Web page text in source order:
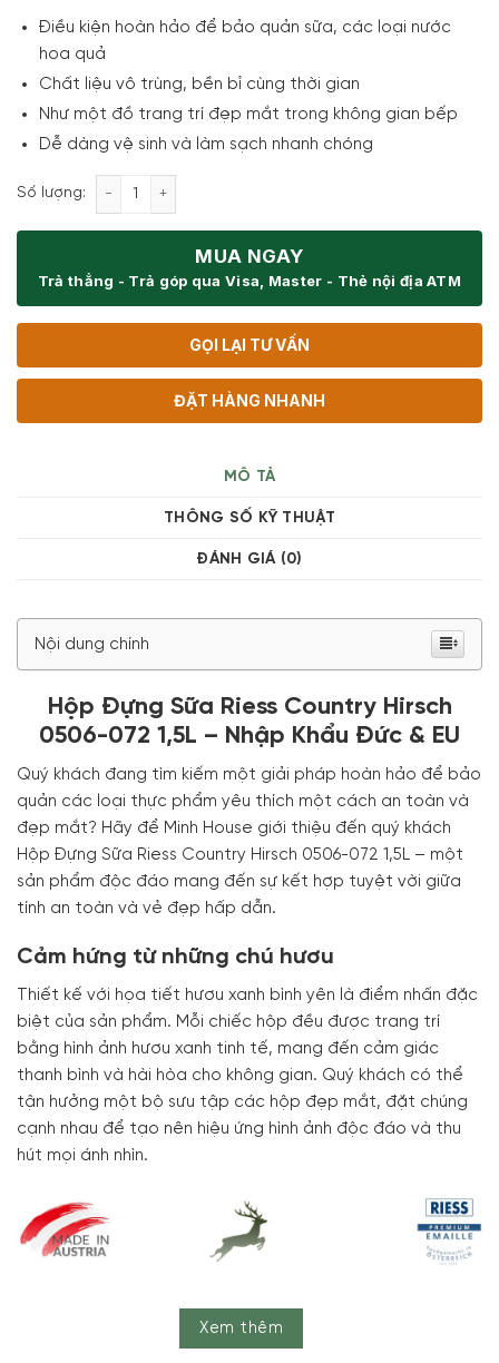
Điều kiện hoàn hảo để bảo quản sữa, các loại nước
hoa quả
Chất liệu vô trùng, bền bỉ cùng thời gian
Như một đồ trang trí đẹp mắt trong không gian bếp
Dễ dàng vệ sinh và làm sạch nhanh chóng
Số lượng: Hộp Đựng Sữa Riess Country Hirsch 0506-072 1,5L
MUA NGAY
Trả thẳng - Trả góp qua Visa, Master - Thẻ nội địa ATM
GỌI LẠI TƯ VẤN
ĐẶT HÀNG NHANH
MÔ TẢ
THÔNG SỐ KỸ THUẬT
ĐÁNH GIÁ (0)
Nội dung chính
Hộp Đựng Sữa Riess Country Hirsch
0506-072 1,5L – Nhập Khẩu Đức & EU
Quý khách đang tìm kiếm một giải pháp hoàn hảo để bảo
quản các loại thực phẩm yêu thích một cách an toàn và
đẹp mắt? Hãy để Minh House giới thiệu đến quý khách
Hộp Đựng Sữa Riess Country Hirsch 0506-072 1,5L – một
sản phẩm độc đáo mang đến sự kết hợp tuyệt vời giữa
tính an toàn và vẻ đẹp hấp dẫn.
Cảm hứng từ những chú hươu
Thiết kế với họa tiết hươu xanh bình yên là điểm nhấn đặc
biệt của sản phẩm. Mỗi chiếc hộp đều được trang trí
bằng hình ảnh hươu xanh tinh tế, mang đến cảm giác
thanh bình và hài hòa cho không gian. Quý khách có thể
tận hưởng một bộ sưu tập các hộp đẹp mắt, đặt chúng
cạnh nhau để tạo nên hiệu ứng hình ảnh độc đáo và thu
hút mọi ánh nhìn.
Xem thêm